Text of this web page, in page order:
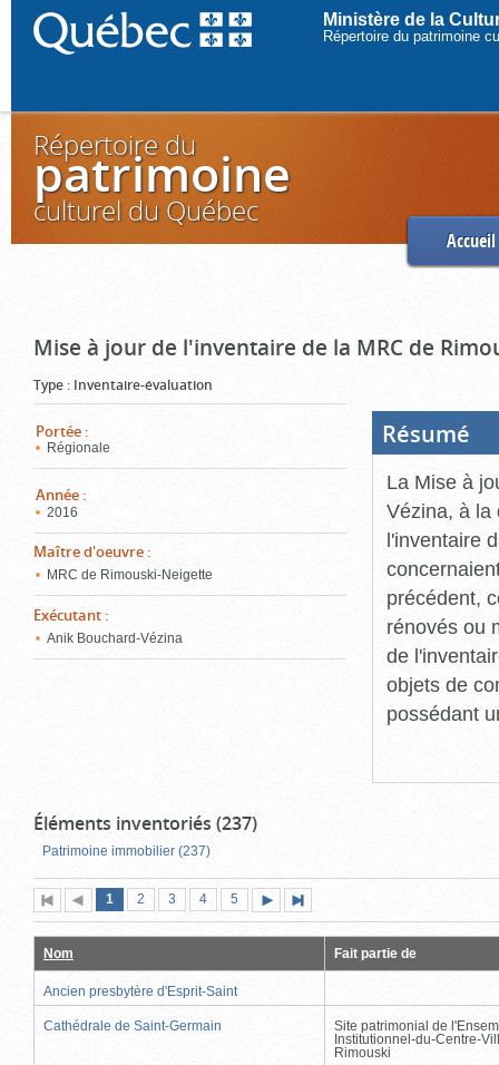
Ministère de la
Répertoire du patrimoine
Répertoire du
patrimoine
culturel du Québec
Accueil
Mise à jour de l'inventaire de la MRC de
Type : Inventaire-évaluation
Portée :
Régionale
Année :
2016
Maître d'oeuvre :
MRC de Rimouski-Neigette
Exécutant :
Anik Bouchard-Vézina
Résumé
La Mise à
Vézina, à la
l'inventaire
précédent,
rénovés ou
de
objets de
possédant
Éléments inventoriés (237)
Patrimoine immobilier (237)
Première
page
Page
précédente
Page
1 (page
actuelle)
Page
2 Page
3 Page
4 Page
5
suivante
page
Nom Fait partie de
Ancien presbytère d'Esprit-Saint
Cathédrale de Saint-Germain
Site patrimonial de
Institutionnel-du-Centre-
Rimouski